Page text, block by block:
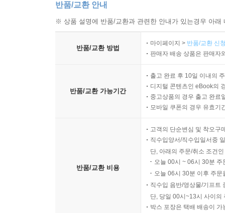
반품/교환 안내
※ 상품 설명에 반품/교환과 관련한 안내가 있는경우 아
반품/교환 방법
마이페이지 > 반품/교환 신
판매자 배송 상품은 판매자
반품/교환 가능기간
출고 완료 후 10일 이내의
디지털 콘텐츠인 eBook의
중고상품의 경우 출고 완료
모바일 쿠폰의 경우 유효기
반품/교환 비용
고객의 단순변심 및 착오구
직수입양서/직수입일서중
단, 아래의 주문/취소 조건
오늘 00시 ~ 06시 30분
오늘 06시 30분 이후 주
직수입 음반/영상물/기프트
단, 당일 00시~13시 사이의
박스 포장은 택배 배송이